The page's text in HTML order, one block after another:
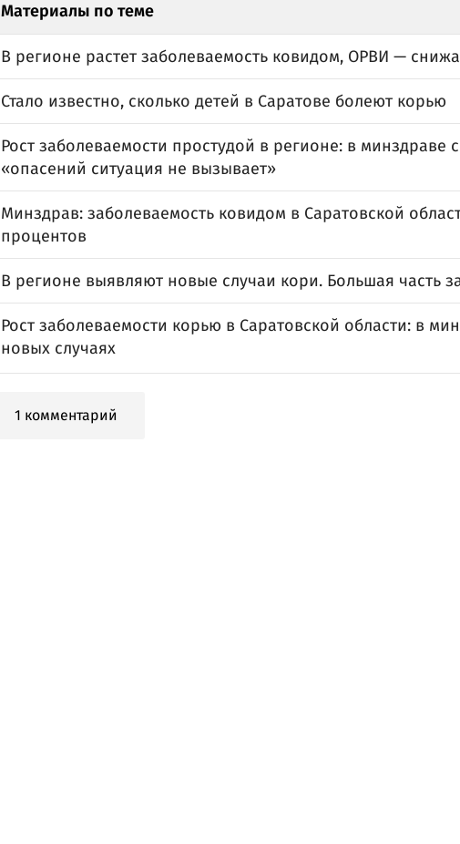
Материалы по теме
В регионе растет заболеваемость ковидом, ОРВИ —
Стало известно, сколько детей в Саратове болеют корью
Рост заболеваемости простудой в регионе: в минздраве
«опасений ситуация не вызывает»
Минздрав: заболеваемость ковидом в Саратовской
процентов
В регионе выявляют новые случаи кори. Большая часть
Рост заболеваемости корью в Саратовской области: в
новых случаях
1 комментарий